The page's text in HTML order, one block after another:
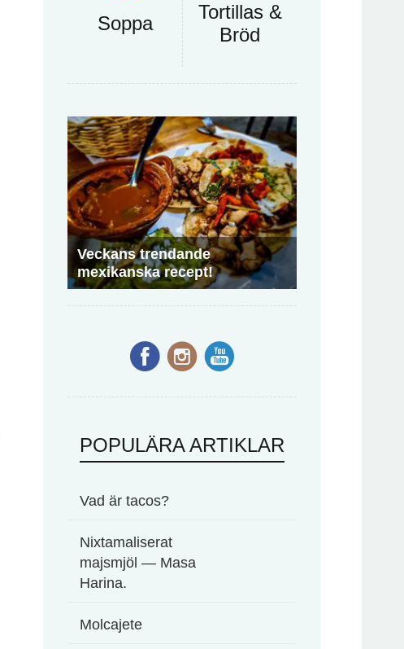
Soppa
Tortillas &
Bröd
Veckans trendande
mexikanska recept!
POPULÄRA ARTIKLAR
Vad är tacos?
Nixtamaliserat
majsmjöl — Masa
Harina.
Molcajete